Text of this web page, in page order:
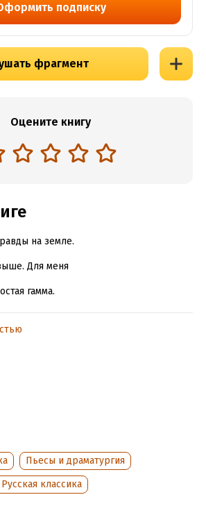
подписку
фрагмент
Оцените книгу
на земле.
Для меня
гамма.
церкви нашей,
– слезы
забавы…»
Пьесы и драматургия
Русская классика